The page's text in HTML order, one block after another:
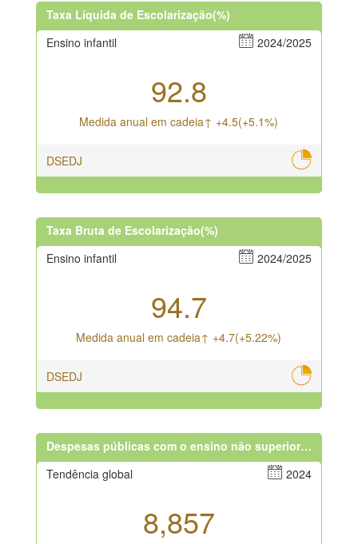
Taxa Líquida de Escolarização(%)
Ensino infantil
2024/2025
92.8
Medida anual em cadeia↑ +4.5(+5.1%)
DSEDJ
Taxa Bruta de Escolarização(%)
Ensino infantil
2024/2025
94.7
Medida anual em cadeia↑ +4.7(+5.22%)
DSEDJ
Despesas públicas com o ensino não superior(milhões)
Tendência global
2024
8,857